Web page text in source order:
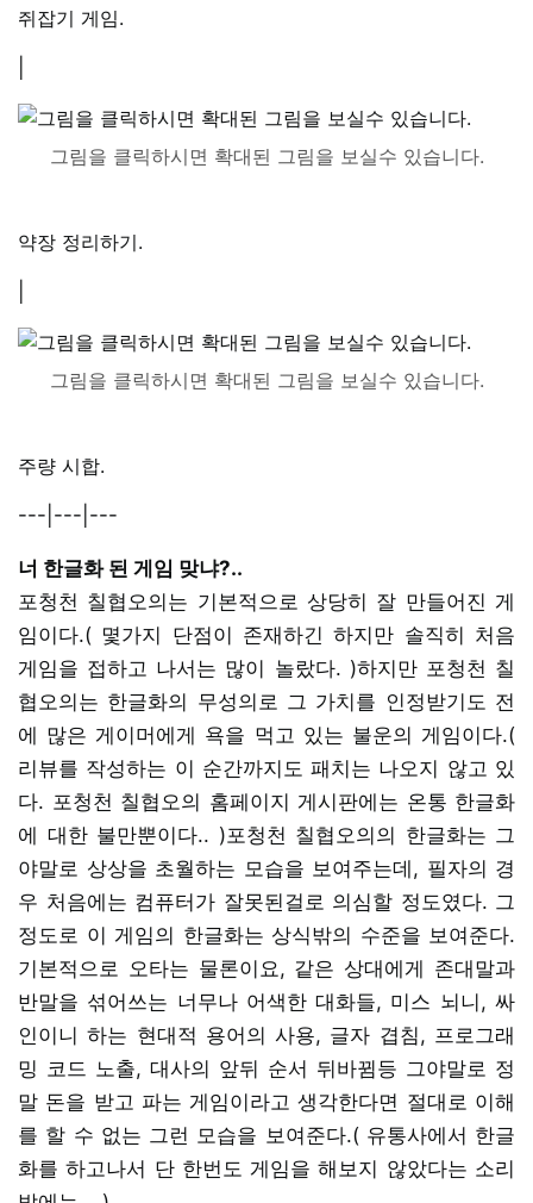
쥐잡기 게임.
그림을 클릭하시면 확대된 그림을 보실수 있습니다.
약장 정리하기.
그림을 클릭하시면 확대된 그림을 보실수 있습니다.
주량 시합.
---|---|---
너 한글화 된 게임 맞냐?..
포청천 칠협오의는 기본적으로 상당히 잘 만들어진 게
임이다.( 몇가지 단점이 존재하긴 하지만 솔직히 처음
게임을 접하고 나서는 많이 놀랐다. )하지만 포청천 칠
협오의는 한글화의 무성의로 그 가치를 인정받기도 전
에 많은 게이머에게 욕을 먹고 있는 불운의 게임이다.(
리뷰를 작성하는 이 순간까지도 패치는 나오지 않고 있
다. 포청천 칠협오의 홈페이지 게시판에는 온통 한글화
에 대한 불만뿐이다.. )포청천 칠협오의의 한글화는 그
야말로 상상을 초월하는 모습을 보여주는데, 필자의 경
우 처음에는 컴퓨터가 잘못된걸로 의심할 정도였다. 그
정도로 이 게임의 한글화는 상식밖의 수준을 보여준다.
기본적으로 오타는 물론이요, 같은 상대에게 존대말과
반말을 섞어쓰는 너무나 어색한 대화들, 미스 뇌니, 싸
인이니 하는 현대적 용어의 사용, 글자 겹침, 프로그래
밍 코드 노출, 대사의 앞뒤 순서 뒤바뀜등 그야말로 정
말 돈을 받고 파는 게임이라고 생각한다면 절대로 이해
를 할 수 없는 그런 모습을 보여준다.( 유통사에서 한글
화를 하고나서 단 한번도 게임을 해보지 않았다는 소리